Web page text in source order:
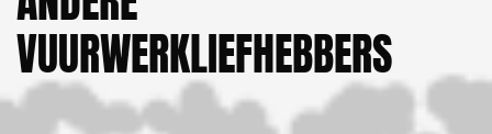
VUURWERKLIEFHEBBERS